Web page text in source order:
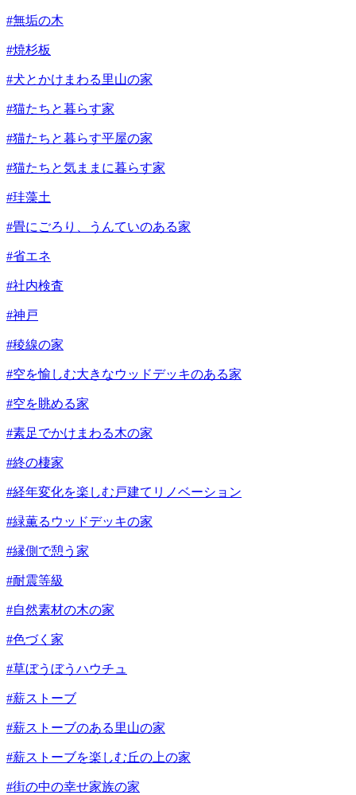
#無垢の木
#焼杉板
#犬とかけまわる里山の家
#猫たちと暮らす家
#猫たちと暮らす平屋の家
#猫たちと気ままに暮らす家
#珪藻土
#畳にごろり、うんていのある家
#省エネ
#社内検査
#神戸
#稜線の家
#空を愉しむ大きなウッドデッキのある家
#空を眺める家
#素足でかけまわる木の家
#終の棲家
#経年変化を楽しむ戸建てリノベーション
#緑薫るウッドデッキの家
#縁側で憩う家
#耐震等級
#自然素材の木の家
#色づく家
#草ぼうぼうハウチュ
#薪ストーブ
#薪ストーブのある里山の家
#薪ストーブを楽しむ丘の上の家
#街の中の幸せ家族の家